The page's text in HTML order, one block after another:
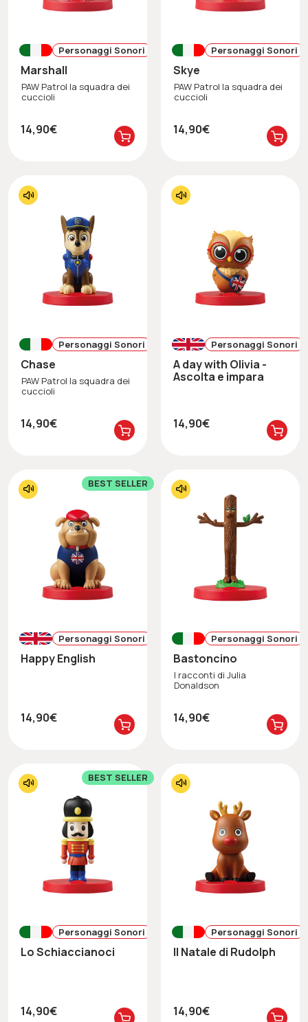
Personaggi Sonori
Marshall
PAW Patrol la squadra dei
cuccioli
14,90€
Personaggi Sonori
Skye
PAW Patrol la squadra dei
cuccioli
14,90€
Personaggi Sonori
Chase
PAW Patrol la squadra dei
cuccioli
14,90€
Personaggi Sonori
A day with Olivia -
Ascolta e impara
14,90€
BEST SELLER
Personaggi Sonori
Happy English
14,90€
Personaggi Sonori
Bastoncino
I racconti di Julia
Donaldson
14,90€
BEST SELLER
Personaggi Sonori
Lo Schiaccianoci
14,90€
Personaggi Sonori
Il Natale di Rudolph
14,90€